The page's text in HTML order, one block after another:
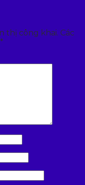
thị công khai. Các
*